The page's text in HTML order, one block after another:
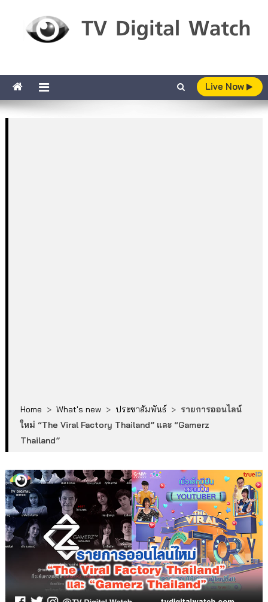
Live Now
Home > What's new > ประชาสัมพันธ์ > รายการออนไลน์
ใหม่ “The Viral Factory Thailand” และ “Gamerz
Thailand”